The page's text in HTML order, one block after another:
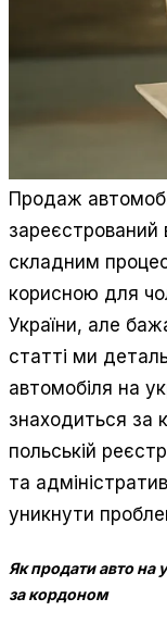
Продаж
зареєстрований
складним
корисною для
України, але
статті ми
автомобіля на
знаходиться за
польській
та
уникнути
Як продати авто на
за кордоном